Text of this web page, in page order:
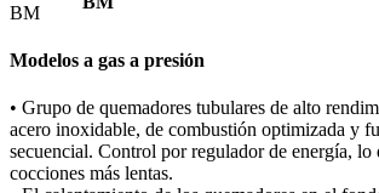
Modelos a gas a presión
• Grupo de quemadores tubulares de alto
acero inoxidable, de combustión optimizada y
secuencial. Control por regulador de energía, lo
cocciones más lentas.